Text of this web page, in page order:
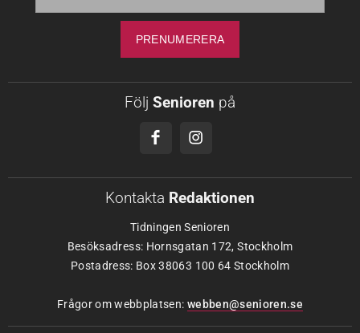
Följ Senioren på
Kontakta Redaktionen
Tidningen Senioren
Besöksadress: Hornsgatan 172, Stockholm
Postadress: Box 38063 100 64 Stockholm
Frågor om webbplatsen: webben@senioren.se